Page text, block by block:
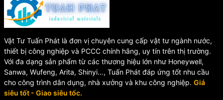
🔹 Hệ thống cấp nước sinh hoạt.
🔹 Hệ thống thoát nước.
🔹 Đường ống tưới tiêu nông nghiệp.
🔹 Hệ thống xử lý nước.
🔹 Đường ống nhà máy, xưởng sản xuất.
Vật Tư Tuấn Phát là đơn vị chuyên cung cấp vật tư ngành nước,
thiết bị công nghiệp và PCCC chính hãng, uy tín trên thị trường.
Với đa dạng sản phẩm từ các thương hiệu lớn như Honeywell,
Sanwa, Wufeng, Arita, Shinyi…, Tuấn Phát đáp ứng tốt nhu cầu
cho công trình dân dụng, nhà xưởng và khu công nghiệp. Giá
siêu tốt - Giao siêu tốc.